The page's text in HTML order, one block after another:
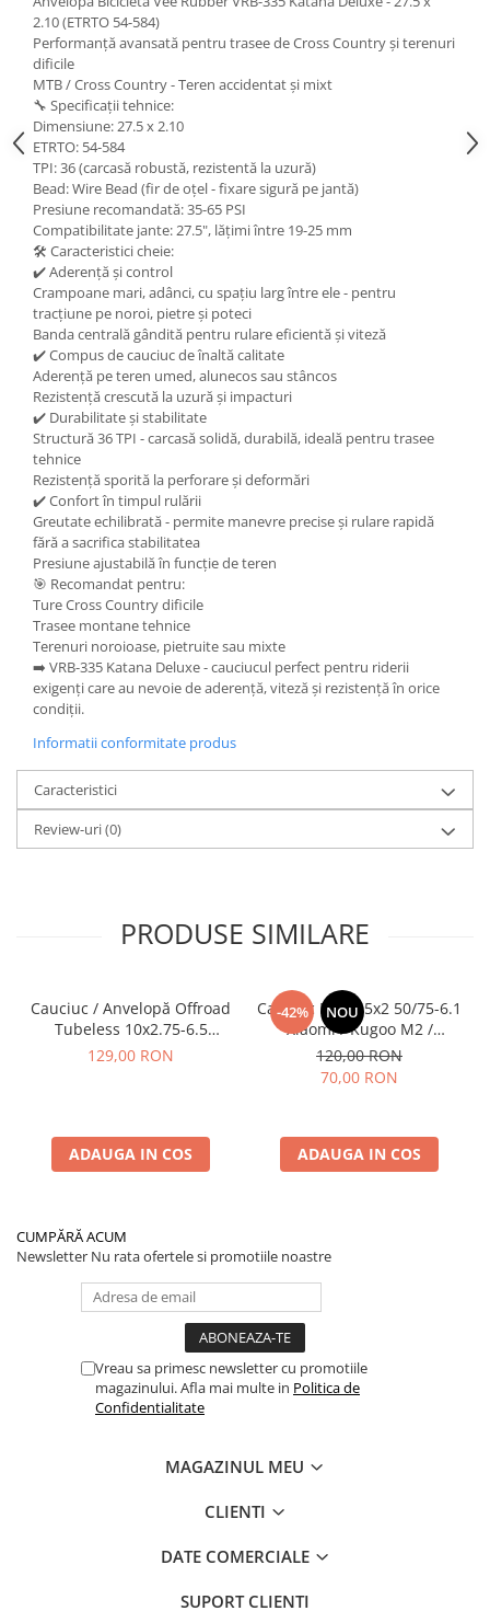
2.10 (ETRTO 54-584)
Performanță avansată pentru trasee de Cross Country și terenuri
dificile
MTB / Cross Country - Teren accidentat și mixt
🔧 Specificații tehnice:
Dimensiune: 27.5 x 2.10
ETRTO: 54-584
TPI: 36 (carcasă robustă, rezistentă la uzură)
Bead: Wire Bead (fir de oțel - fixare sigură pe jantă)
Presiune recomandată: 35-65 PSI
Compatibilitate jante: 27.5", lățimi între 19-25 mm
🛠️ Caracteristici cheie:
✔️ Aderență și control
Crampoane mari, adânci, cu spațiu larg între ele - pentru
tracțiune pe noroi, pietre și poteci
Banda centrală gândită pentru rulare eficientă și viteză
✔️ Compus de cauciuc de înaltă calitate
Aderență pe teren umed, alunecos sau stâncos
Rezistență crescută la uzură și impacturi
✔️ Durabilitate și stabilitate
Structură 36 TPI - carcasă solidă, durabilă, ideală pentru trasee
tehnice
Rezistență sporită la perforare și deformări
✔️ Confort în timpul rulării
Greutate echilibrată - permite manevre precise și rulare rapidă
fără a sacrifica stabilitatea
Presiune ajustabilă în funcție de teren
🎯 Recomandat pentru:
Ture Cross Country dificile
Trasee montane tehnice
Terenuri noroioase, pietruite sau mixte
➡️ VRB-335 Katana Deluxe - cauciucul perfect pentru riderii
exigenți care au nevoie de aderență, viteză și rezistență în orice
condiții.
Informatii conformitate produs
Caracteristici
Review-uri(0)
PRODUSE SIMILARE
Cauciuc / Anvelopă Offroad
Tubeless 10x2.75-6.5
KuKirin G2/G2 Master 2025
129,00 RON
ADAUGA IN COS
-42% NOU
Cauciuc Plin 8.5x2 50/75-6.1
Xiaomi / Kugoo M2 /
Ducati/Evergreen/Motus/
120,00 RON
70,00 RON
ADAUGA IN COS
CUMPĂRĂ ACUM
Newsletter Nu rata ofertele si promotiile noastre
Vreau sa primesc newsletter cu promotiile
magazinului. Afla mai multe in Politica de
Confidentialitate
MAGAZINUL MEU
CLIENTI
DATE COMERCIALE
SUPORT CLIENTI